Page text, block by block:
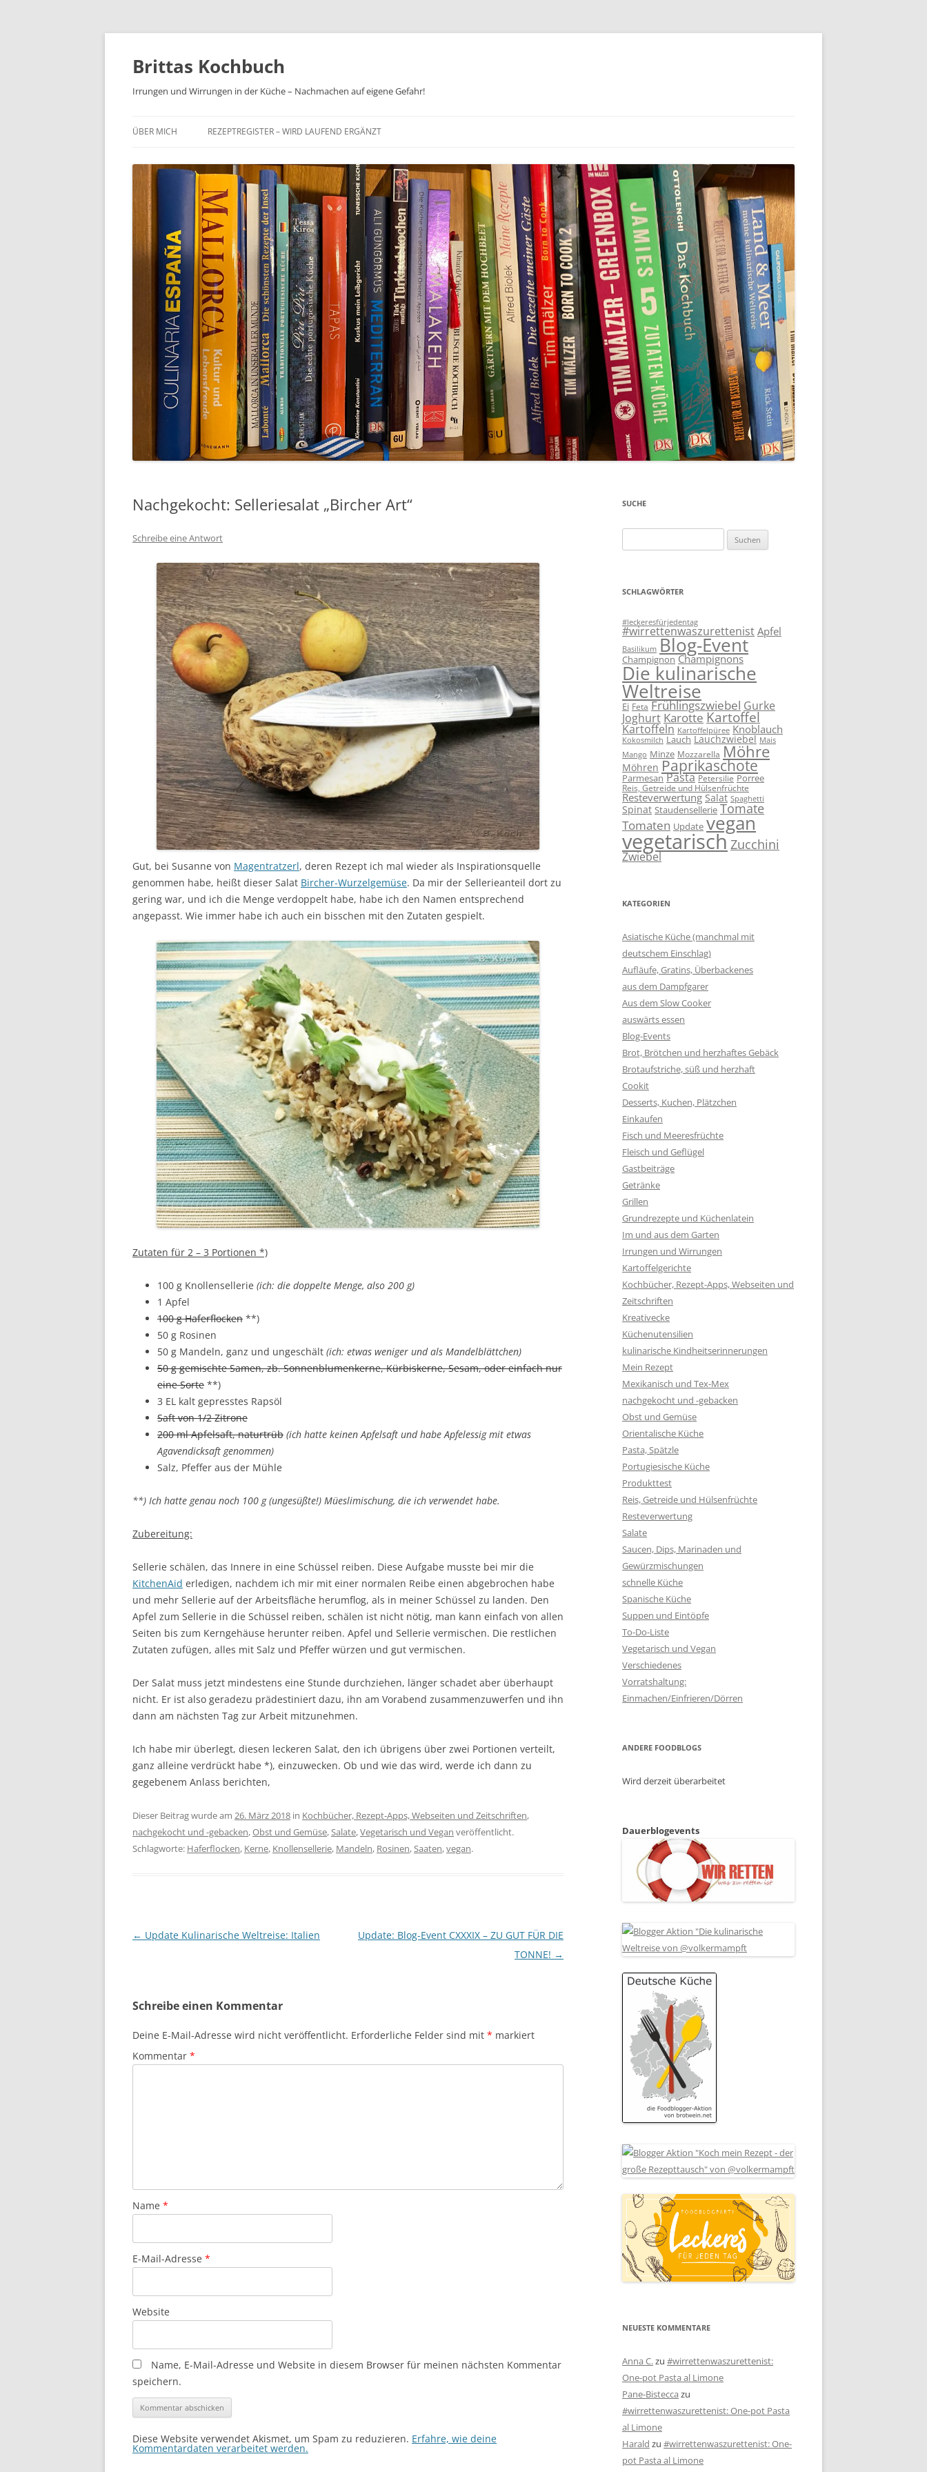
Brittas Kochbuch
Irrungen und Wirrungen in der Küche – Nachmachen auf eigene Gefahr!
ÜBER MICH REZEPTREGISTER – WIRD LAUFEND ERGÄNZT
Nachgekocht: Selleriesalat „Bircher Art“
Schreibe eine Antwort
Gut, bei Susanne von Magentratzerl, deren Rezept ich mal wieder als Inspirationsquelle
genommen habe, heißt dieser Salat Bircher-Wurzelgemüse. Da mir der Sellerieanteil dort zu
gering war, und ich die Menge verdoppelt habe, habe ich den Namen entsprechend
angepasst. Wie immer habe ich auch ein bisschen mit den Zutaten gespielt.
Zutaten für 2 – 3 Portionen *)
100 g Knollensellerie (ich: die doppelte Menge, also 200 g)
1 Apfel
100 g Haferflocken **)
50 g Rosinen
50 g Mandeln, ganz und ungeschält (ich: etwas weniger und als Mandelblättchen)
50 g gemischte Samen, zb. Sonnenblumenkerne, Kürbiskerne, Sesam, oder einfach nur
eine Sorte **)
3 EL kalt gepresstes Rapsöl
Saft von 1/2 Zitrone
200 ml Apfelsaft, naturtrüb (ich hatte keinen Apfelsaft und habe Apfelessig mit etwas
Agavendicksaft genommen)
Salz, Pfeffer aus der Mühle
**) Ich hatte genau noch 100 g (ungesüßte!) Müeslimischung, die ich verwendet habe.
Zubereitung:
Sellerie schälen, das Innere in eine Schüssel reiben. Diese Aufgabe musste bei mir die
KitchenAid erledigen, nachdem ich mir mit einer normalen Reibe einen abgebrochen habe
und mehr Sellerie auf der Arbeitsfläche herumflog, als in meiner Schüssel zu landen. Den
Apfel zum Sellerie in die Schüssel reiben, schälen ist nicht nötig, man kann einfach von allen
Seiten bis zum Kerngehäuse herunter reiben. Apfel und Sellerie vermischen. Die restlichen
Zutaten zufügen, alles mit Salz und Pfeffer würzen und gut vermischen.
Der Salat muss jetzt mindestens eine Stunde durchziehen, länger schadet aber überhaupt
nicht. Er ist also geradezu prädestiniert dazu, ihn am Vorabend zusammenzuwerfen und ihn
dann am nächsten Tag zur Arbeit mitzunehmen.
Ich habe mir überlegt, diesen leckeren Salat, den ich übrigens über zwei Portionen verteilt,
ganz alleine verdrückt habe *), einzuwecken. Ob und wie das wird, werde ich dann zu
gegebenem Anlass berichten,
Dieser Beitrag wurde am 26. März 2018 in Kochbücher, Rezept-Apps, Webseiten und Zeitschriften,
nachgekocht und -gebacken,Obst und Gemüse,Salate,Vegetarisch und Vegan veröffentlicht.
Schlagworte: Haferflocken, Kerne, Knollensellerie, Mandeln, Rosinen,Saaten,vegan.
Beitragsnavigation
← Update Kulinarische Weltreise: Italien
Update: Blog-Event CXXXIX – ZU GUT FÜR DIE
TONNE! →
Schreibe einen Kommentar
Deine E-Mail-Adresse wird nicht veröffentlicht. Erforderliche Felder sind mit * markiert
Kommentar *
Name *
E-Mail-Adresse *
Website
Name, E-Mail-Adresse und Website in diesem Browser für meinen nächsten Kommentar
speichern.
Diese Website verwendet Akismet, um Spam zu reduzieren. Erfahre, wie deine
Kommentardaten verarbeitet werden.
SUCHE
nach:
SCHLAGWÖRTER
#leckeresfürjedentag
#wirrettenwaszurettenist Apfel
Basilikum Blog-Event
Champignon Champignons
Die kulinarische
Weltreise
Ei Feta Frühlingszwiebel Gurke
Joghurt Karotte Kartoffel
Kartoffeln Kartoffelpüree Knoblauch
Kokosmilch Lauch Lauchzwiebel Mais
Mango Minze Mozzarella Möhre
Möhren Paprikaschote
Parmesan Pasta Petersilie Porree
Reis, Getreide und Hülsenfrüchte
Resteverwertung Salat Spaghetti
Spinat Staudensellerie Tomate
Tomaten Update vegan
vegetarischZucchini
Zwiebel
KATEGORIEN
Asiatische Küche (manchmal mit
deutschem Einschlag)
Aufläufe, Gratins, Überbackenes
aus dem Dampfgarer
Aus dem Slow Cooker
auswärts essen
Blog-Events
Brot, Brötchen und herzhaftes Gebäck
Brotaufstriche, süß und herzhaft
Cookit
Desserts, Kuchen, Plätzchen
Einkaufen
Fisch und Meeresfrüchte
Fleisch und Geflügel
Gastbeiträge
Getränke
Grillen
Grundrezepte und Küchenlatein
Im und aus dem Garten
Irrungen und Wirrungen
Kartoffelgerichte
Kochbücher, Rezept-Apps, Webseiten und
Zeitschriften
Kreativecke
Küchenutensilien
kulinarische Kindheitserinnerungen
Mein Rezept
Mexikanisch und Tex-Mex
nachgekocht und -gebacken
Obst und Gemüse
Orientalische Küche
Pasta, Spätzle
Portugiesische Küche
Produkttest
Reis, Getreide und Hülsenfrüchte
Resteverwertung
Salate
Saucen, Dips, Marinaden und
Gewürzmischungen
schnelle Küche
Spanische Küche
Suppen und Eintöpfe
To-Do-Liste
Vegetarisch und Vegan
Verschiedenes
Vorratshaltung:
Einmachen/Einfrieren/Dörren
ANDERE FOODBLOGS
Wird derzeit überarbeitet
Dauerblogevents
NEUESTE KOMMENTARE
Anna C.zu #wirrettenwaszurettenist:
One-pot Pasta al Limone
Pane-Bistecca zu
#wirrettenwaszurettenist: One-pot Pasta
al Limone
Harald zu #wirrettenwaszurettenist: One-
pot Pasta al Limone